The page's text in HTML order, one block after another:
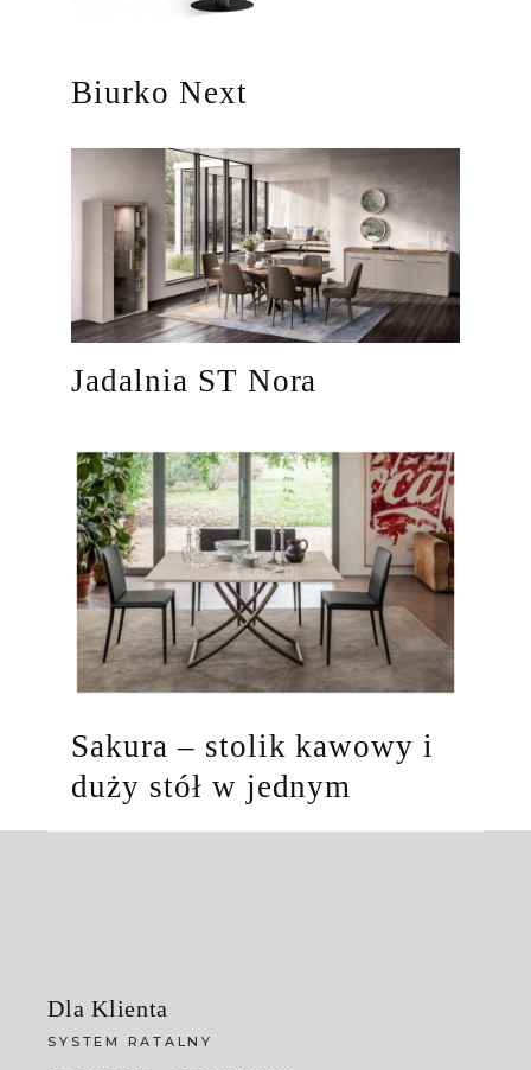
Biurko Next
Jadalnia ST Nora
Sakura – stolik kawowy i
duży stół w jednym
Dla Klienta
SYSTEM RATALNY